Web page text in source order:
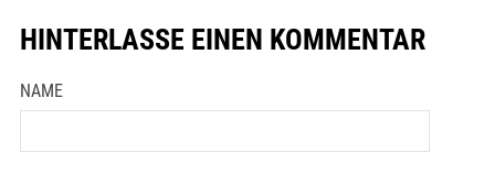
HINTERLASSE EINEN KOMMENTAR
NAME